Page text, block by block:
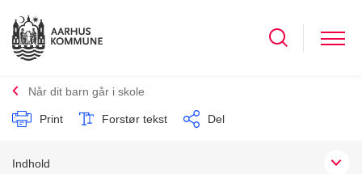
Når dit barn går i skole
Print Forstør tekst Del
Indhold